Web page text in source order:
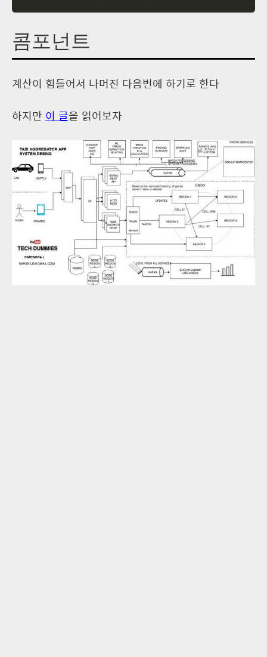
콤포넌트
계산이 힘들어서 나머진 다음번에 하기로 한다
하지만 이 글을 읽어보자